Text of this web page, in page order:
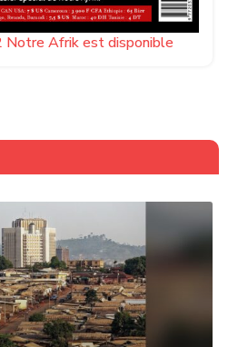
Notre Afrik est disponible